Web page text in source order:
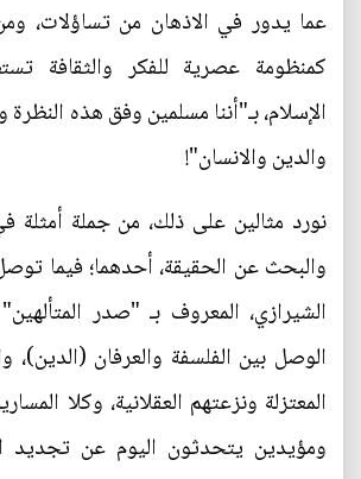
عما يدور في الاذهان من تساؤلات،
كمنظومة عصرية للفكر والثقافة
الإسلام، بـ"أننا مسلمين وفق هذه النظرة
والدين والانسان"!
نورد مثالين على ذلك، من جملة أمثلة
والبحث عن الحقيقة، أحدهما؛ فيما
الشيرازي، المعروف بـ "صدر
الوصل بين الفلسفة والعرفان (الدين)،
المعتزلة ونزعتهم العقلانية، وكلا
ومؤيدين يتحدثون اليوم عن تجديد